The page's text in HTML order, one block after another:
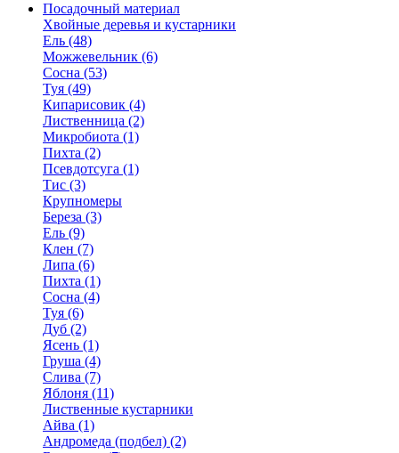
Посадочный материал
Хвойные деревья и кустарники
Ель (48)
Можжевельник (6)
Сосна (53)
Туя (49)
Кипарисовик (4)
Лиственница (2)
Микробиота (1)
Пихта (2)
Псевдотсуга (1)
Тис (3)
Крупномеры
Береза (3)
Ель (9)
Клен (7)
Липа (6)
Пихта (1)
Сосна (4)
Туя (6)
Дуб (2)
Ясень (1)
Груша (4)
Слива (7)
Яблоня (11)
Лиственные кустарники
Айва (1)
Андромеда (подбел) (2)